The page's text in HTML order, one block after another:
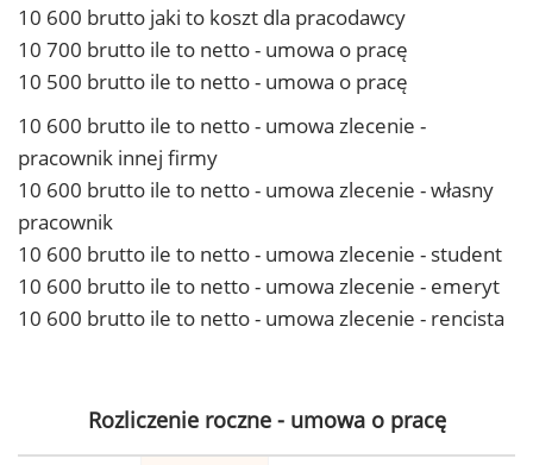
10 600 brutto jaki to koszt dla pracodawcy
10 700 brutto ile to netto - umowa o pracę
10 500 brutto ile to netto - umowa o pracę
10 600 brutto ile to netto - umowa zlecenie -
pracownik innej firmy
10 600 brutto ile to netto - umowa zlecenie - własny
pracownik
10 600 brutto ile to netto - umowa zlecenie - student
10 600 brutto ile to netto - umowa zlecenie - emeryt
10 600 brutto ile to netto - umowa zlecenie - rencista
Rozliczenie roczne - umowa o pracę